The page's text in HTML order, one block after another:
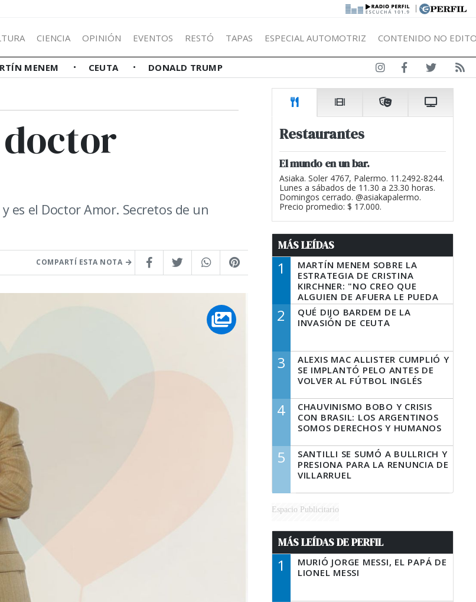
|
CIENCIA OPINIÓN EVENTOS RESTÓ TAPAS ESPECIAL AUTOMOTRIZ CONTENIDO NO
MENEM CEUTA DONALD TRUMP
es el Doctor Amor. Secretos de un
COMPARTÍ ESTA NOTA
Restaurantes
El mundo en un bar.
Asiaka. Soler 4767, Palermo. 11.2492-8244.
Lunes a sábados de 11.30 a 23.30 horas.
Domingos cerrado. @asiakapalermo.
Precio promedio: $ 17.000.
MÁS LEÍDAS
1
MARTÍN MENEM SOBRE LA
ESTRATEGIA DE CRISTINA
KIRCHNER: "NO CREO QUE
ALGUIEN DE AFUERA LE PUEDA
DECIR A LA JUSTICIA LO QUE
TIENE QUE HACER"
2
QUÉ DIJO BARDEM DE LA
INVASIÓN DE CEUTA
3
ALEXIS MAC ALLISTER CUMPLIÓ Y
SE IMPLANTÓ PELO ANTES DE
VOLVER AL FÚTBOL INGLÉS
4
CHAUVINISMO BOBO Y CRISIS
CON BRASIL: LOS ARGENTINOS
SOMOS DERECHOS Y HUMANOS
5
SANTILLI SE SUMÓ A BULLRICH Y
PRESIONA PARA LA RENUNCIA DE
VILLARRUEL
Espacio Publicitario
MÁS LEÍDAS DE PERFIL
1
MURIÓ JORGE MESSI, EL PAPÁ DE
LIONEL MESSI